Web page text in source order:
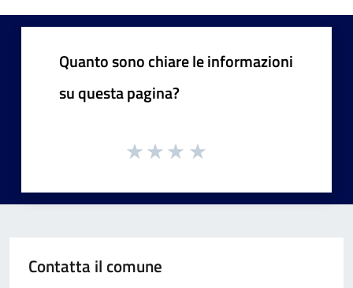
Quanto sono chiare le informazioni
su questa pagina?
Contatta il comune